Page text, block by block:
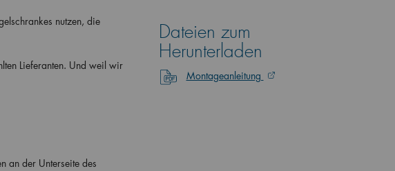
nutzen, die
Lieferanten. Und weil wir
an der Unterseite des
Dateien zum
Herunterladen
Montageanleitung